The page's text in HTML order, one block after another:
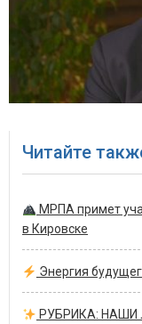
Читайте
МРПА примет
в Кировске
Энергия
РУБРИКА: НАШИ